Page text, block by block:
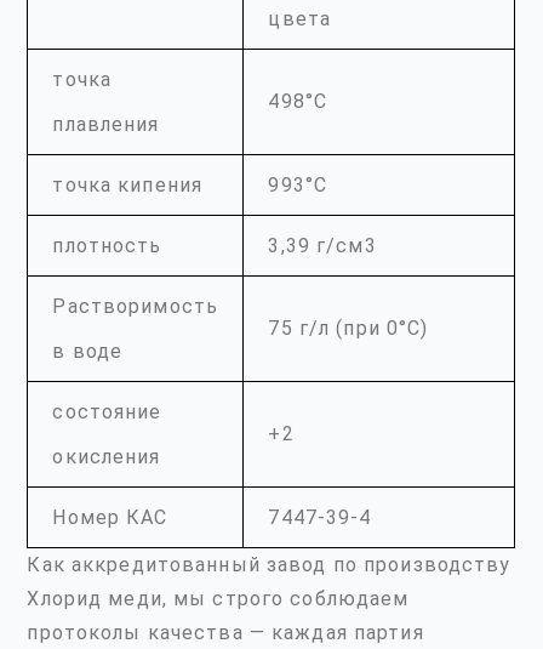
цвета
точка
плавления
498°С
точка кипения 993°С
плотность 3,39 г/см3
Растворимость
в воде
75 г/л (при 0°С)
состояние
окисления
+2
Номер КАС 7447-39-4
Как аккредитованный завод по производству
Хлорид меди, мы строго соблюдаем
протоколы качества — каждая партия